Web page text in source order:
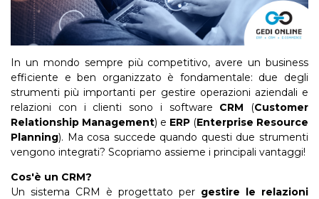
In un mondo sempre più competitivo, avere un business
efficiente e ben organizzato è fondamentale: due degli
strumenti più importanti per gestire operazioni aziendali e
relazioni con i clienti sono i software CRM (Customer
Relationship Management) e ERP (Enterprise Resource
Planning). Ma cosa succede quando questi due strumenti
vengono integrati? Scopriamo assieme i principali vantaggi!
Cos'è un CRM?
Un sistema CRM è progettato per gestire le relazioni